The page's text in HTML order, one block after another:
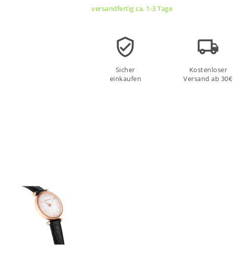
versandfertig ca. 1-3 Tage
Sicher
einkaufen
Kostenloser
Versand ab 30€